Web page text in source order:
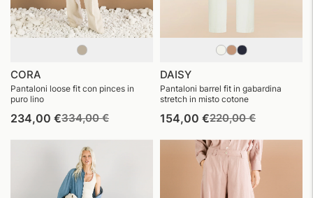
CORA
Pantaloni loose fit con pinces in
puro lino
234,00 €Prezzo
listino
334,00 €Prezzo
DAISY
Pantaloni barrel fit in gabardina
stretch in misto cotone
154,00 €Prezzo
listino
220,00 €Prezzo
vendita